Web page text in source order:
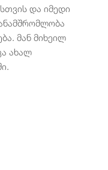
და იმედი
მან მიხეილ
ახალ